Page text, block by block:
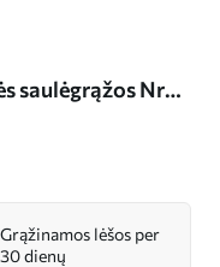
saulėgrąžos Nr
Grąžinamos lėšos per
30 dienų